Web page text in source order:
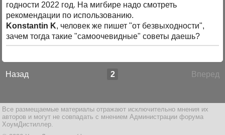
годности 2022 год. На мигбире надо смотреть
рекомендации по использованию.
Konstantin K, человек же пишет "от безвыходности",
зачем тогда такие "самоочевидные" советы даешь?
Назад Вперед
2
Все размещаемые материалы отражают исключительно мнения их
авторов и могут не совпадать с мнением Администрации форума
ХоумДистиллер.